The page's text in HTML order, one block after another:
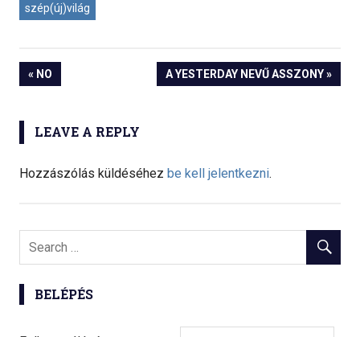
szép(új)világ
Bejegyzés
navigáció
« NO A YESTERDAY NEVŰ ASSZONY »
LEAVE A REPLY
Hozzászólás küldéséhez be kell jelentkezni.
BELÉPÉS